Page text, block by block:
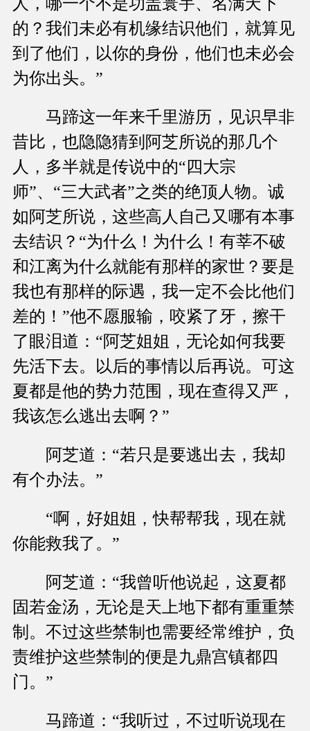
的？我们未必有机缘结识他们，就算见
到了他们，以你的身份，他们也未必会
为你出头。”
马蹄这一年来千里游历，见识早非
昔比，也隐隐猜到阿芝所说的那几个
人，多半就是传说中的“四大宗
师”、“三大武者”之类的绝顶人物。诚
如阿芝所说，这些高人自己又哪有本事
去结识？“为什么！为什么！有莘不破
和江离为什么就能有那样的家世？要是
我也有那样的际遇，我一定不会比他们
差的！”他不愿服输，咬紧了牙，擦干
了眼泪道：“阿芝姐姐，无论如何我要
先活下去。以后的事情以后再说。可这
夏都是他的势力范围，现在查得又严，
我该怎么逃出去啊？”
阿芝道：“若只是要逃出去，我却
有个办法。”
“啊，好姐姐，快帮帮我，现在就
你能救我了。”
阿芝道：“我曾听他说起，这夏都
固若金汤，无论是天上地下都有重重禁
制。不过这些禁制也需要经常维护，负
责维护这些禁制的便是九鼎宫镇都四
门。”
马蹄道：“我听过，不过听说现在